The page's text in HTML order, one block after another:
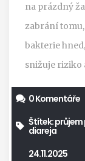
na prázdný
zabrání
bakterie
snižuje riziko
0 Komentáře
Štítek:průjem
diareja
24.11.2025